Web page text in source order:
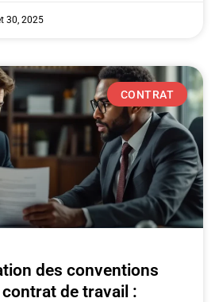
30, 2025
CONTRAT
des conventions
de travail :